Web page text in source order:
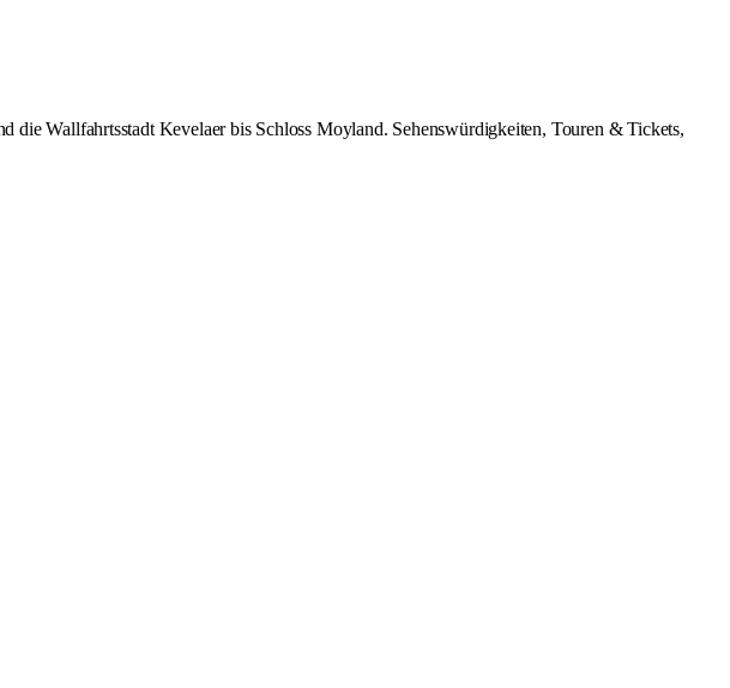
Wallfahrtsstadt Kevelaer bis Schloss Moyland. Sehenswürdigkeiten, Touren & Tickets,